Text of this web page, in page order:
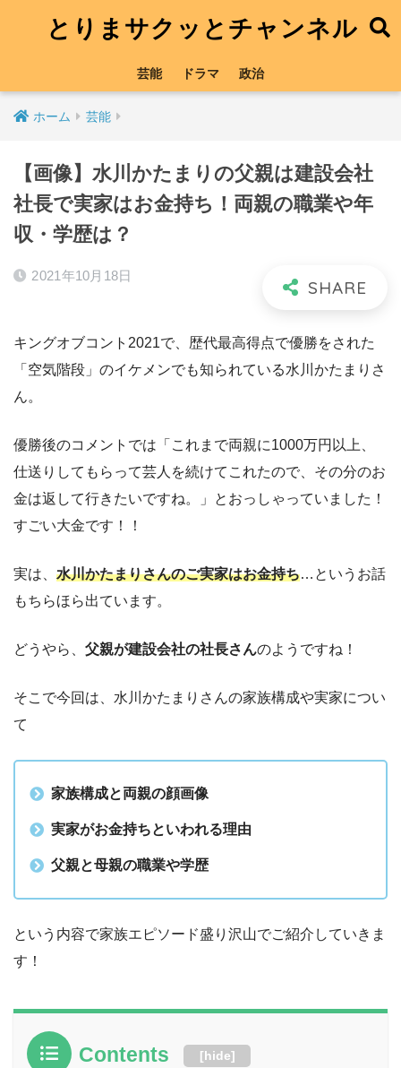
とりまサクッとチャンネル
芸能 ドラマ 政治
ホーム 芸能
【画像】水川かたまりの父親は建設会社
社長で実家はお金持ち！両親の職業や年
収・学歴は？
2021年10月18日
キングオブコント2021で、歴代最高得点で優勝をされた
「空気階段」のイケメンでも知られている水川かたまりさ
ん。
優勝後のコメントでは「これまで両親に1000万円以上、
仕送りしてもらって芸人を続けてこれたので、その分のお
金は返して行きたいですね。」とおっしゃっていました！
すごい大金です！！
実は、 水川かたまりさんのご実家はお金持ち…というお話
もちらほら出ています。
どうやら、 父親が建設会社の社長さんのようですね！
そこで今回は、水川かたまりさんの家族構成や実家につい
て
家族構成と両親の顔画像
実家がお金持ちといわれる理由
父親と母親の職業や学歴
という内容で家族エピソード盛り沢山でご紹介していきま
す！
Contents [hide]